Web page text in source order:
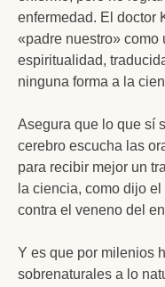
enfermedad. El doctor
«padre nuestro» como
espiritualidad,
ninguna forma a la
Asegura que lo que sí
cerebro escucha las
para recibir mejor un
la ciencia, como dijo
contra el veneno del
Y es que por milenios
sobrenaturales a lo